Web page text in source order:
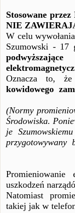
Stosowane
NIE
W celu
Szumowski - 17
Oznacza to,
kowidowego
(Normy
Środowiska.
je
przygotowywany
uszkodzeń
Natomiast
takiej jak w